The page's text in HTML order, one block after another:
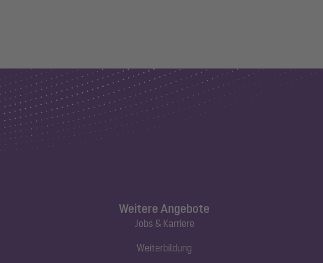
Weitere Angebote
Jobs & Karriere
Weiterbildung